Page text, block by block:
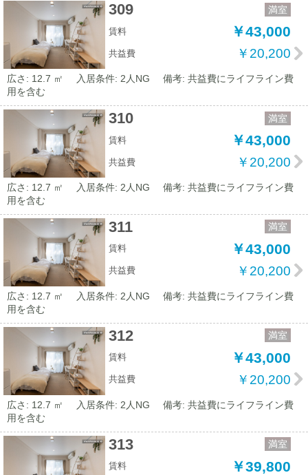
309 満室
賃料 ￥43,000
共益費 ￥20,200
広さ: 12.7 ㎡ 入居条件: 2人NG
備考: 共益費にライフライン費
用を含む
310 満室
賃料 ￥43,000
共益費 ￥20,200
広さ: 12.7 ㎡ 入居条件: 2人NG
備考: 共益費にライフライン費
用を含む
311 満室
賃料 ￥43,000
共益費 ￥20,200
広さ: 12.7 ㎡ 入居条件: 2人NG
備考: 共益費にライフライン費
用を含む
312 満室
賃料 ￥43,000
共益費 ￥20,200
広さ: 12.7 ㎡ 入居条件: 2人NG
備考: 共益費にライフライン費
用を含む
313 満室
賃料 ￥39,800